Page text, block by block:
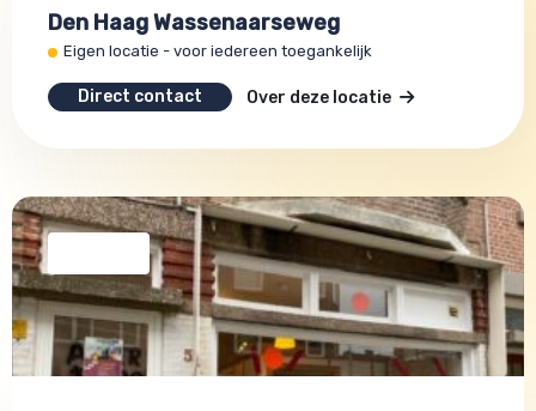
Den Haag Wassenaarseweg
Eigen locatie - voor iedereen toegankelijk
Direct contact Over deze locatie